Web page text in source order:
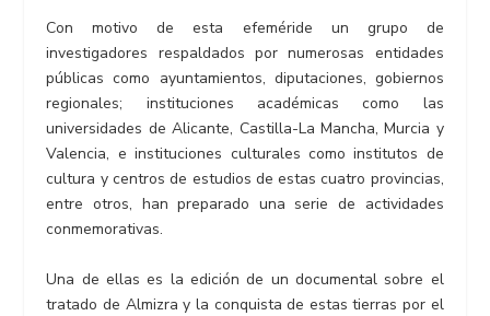
Con motivo de esta efeméride un grupo de
investigadores respaldados por numerosas entidades
públicas como ayuntamientos, diputaciones, gobiernos
regionales; instituciones académicas como las
universidades de Alicante, Castilla-La Mancha, Murcia y
Valencia, e instituciones culturales como institutos de
cultura y centros de estudios de estas cuatro provincias,
entre otros, han preparado una serie de actividades
conmemorativas.
Una de ellas es la edición de un documental sobre el
tratado de Almizra y la conquista de estas tierras por el